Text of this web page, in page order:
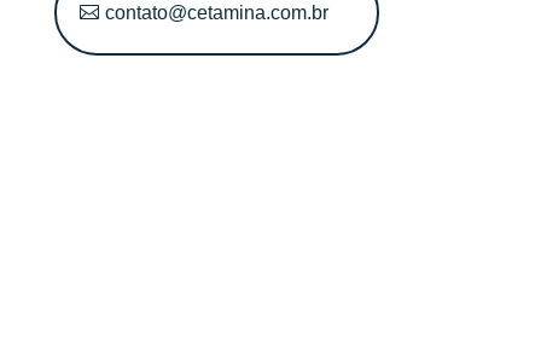
contato@cetamina.com.br